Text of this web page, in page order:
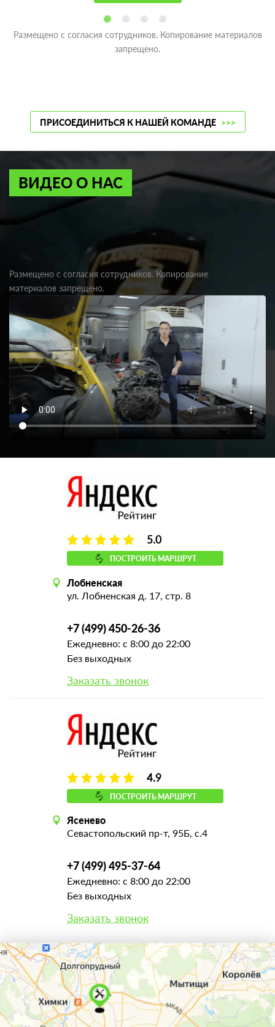
Размещено с согласия сотрудников. Копирование материалов
запрещено.
ПРИСОЕДИНИТЬСЯ К НАШЕЙ КОМАНДЕ >>>
ВИДЕО О НАС
Размещено с согласия сотрудников. Копирование
материалов запрещено.
5.0
ПОСТРОИТЬ МАРШРУТ
Лобненская
ул. Лобненская д. 17, стр. 8
+7 (499) 450-26-36
Ежедневно: с 8:00 до 22:00
Без выходных
Заказать звонок
4.9
ПОСТРОИТЬ МАРШРУТ
Ясенево
Севастопольский пр-т, 95Б, с.4
+7 (499) 495-37-64
Ежедневно: с 8:00 до 22:00
Без выходных
Заказать звонок